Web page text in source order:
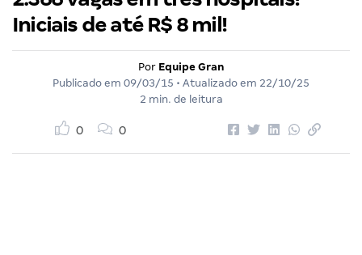
Iniciais de até R$ 8 mil!
Por Equipe Gran
Publicado em 09/03/15 • Atualizado em 22/10/25
2 min. de leitura
0 0